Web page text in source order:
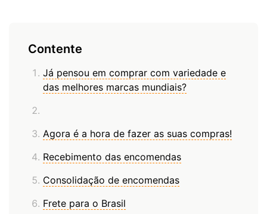
Contente
Já pensou em comprar com variedade e
das melhores marcas mundiais?
Agora é a hora de fazer as suas compras!
Recebimento das encomendas
Consolidação de encomendas
Frete para o Brasil